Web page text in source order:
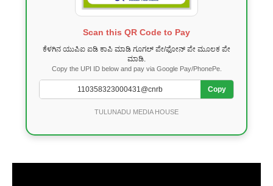
Scan this QR Code to Pay
ಕೆಳಗಿನ ಯುಪಿಐ ಐಡಿ ಕಾಪಿ ಮಾಡಿ ಗೂಗಲ್ ಪೇ/ಫೋನ್ ಪೇ ಮೂಲಕ ಪೇ
ಮಾಡಿ.
Copy the UPI ID below and pay via Google Pay/PhonePe.
Copy
TULUNADU MEDIA HOUSE